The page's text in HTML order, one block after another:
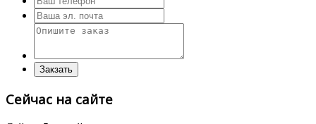
Сейчас на сайте